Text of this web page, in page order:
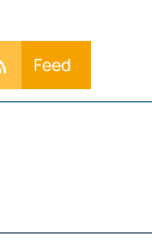
Feed